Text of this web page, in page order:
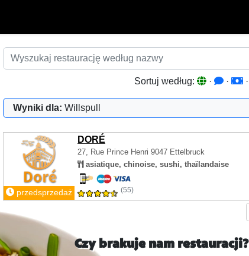
Sortuj według: · · ·
Wyniki dla: Willspull
DORÉ
27, Rue Prince Henri 9047 Ettelbruck
asiatique, chinoise, sushi, thaïlandaise
przedsprzedaż (55)
Czy brakuje nam restauracji?